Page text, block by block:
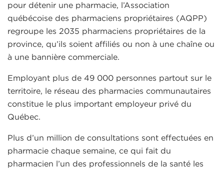
pour détenir une pharmacie, l’Association
québécoise des pharmaciens propriétaires (AQPP)
regroupe les 2035 pharmaciens propriétaires de la
province, qu’ils soient affiliés ou non à une chaîne ou
à une bannière commerciale.
Employant plus de 49 000 personnes partout sur le
territoire, le réseau des pharmacies communautaires
constitue le plus important employeur privé du
Québec.
Plus d’un million de consultations sont effectuées en
pharmacie chaque semaine, ce qui fait du
pharmacien l’un des professionnels de la santé les